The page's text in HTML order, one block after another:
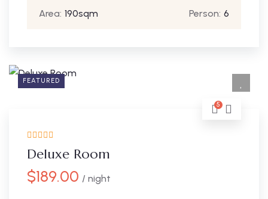
Area: 190sqm Person: 6
FEATURED
5
Deluxe Room
$189.00 / night